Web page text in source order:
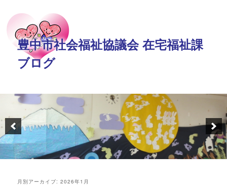
豊中市社会福祉協議会 在宅福祉課
ブログ
月別アーカイブ:2026年1月